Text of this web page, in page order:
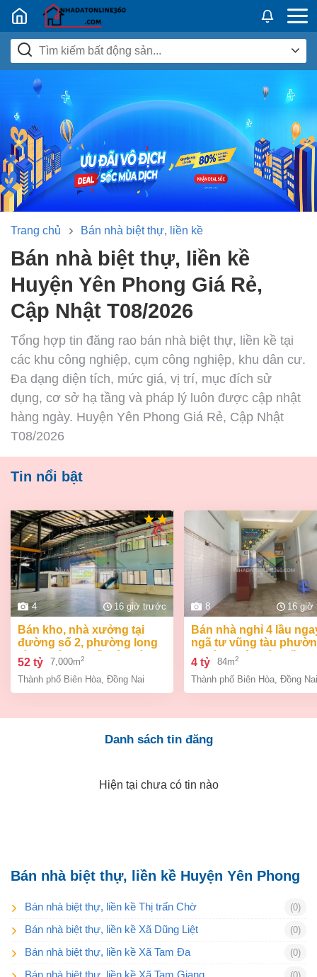
Nhadatban24h.vn
Trang chủ Bán nhà biệt thự, liền kề
Bán nhà biệt thự, liền kề
Huyện Yên Phong Giá Rẻ,
Cập Nhật T08/2026
Tổng hợp tin đăng rao bán nhà biệt thự, liền kề tại
các khu công nghiệp, cụm công nghiệp, khu dân cư.
Đa dạng diện tích, mức giá, vị trí, mục đích sử
dụng, cơ sở hạ tầng và pháp lý luôn được cập nhật
hàng ngày. Huyện Yên Phong Giá Rẻ, Cập Nhật
T08/2026
Tin nổi bật
4 16 giờ trước
bán kho, nhà xưởng tại
đường số 2, phường long
bình, thành phố biên hòa,
đồng nai giá 52 tỷ
52 tỷ 7,000m2
Thành phố Biên Hòa Đồng Nai
8 16 giờ
bán nhà nghỉ 4 lầu ngay
ngã tư vũng tàu
an bình biên hòa đồng
giá chỉ 4 tỷ
4 tỷ 84m2
Thành phố Biên Hòa Đồng Nai
Danh sách tin đăng
Hiện tại chưa có tin nào
Bán nhà biệt thự, liền kề Huyện Yên Phong
Bán nhà biệt thự, liền kề Thị trấn Chờ (0)
Bán nhà biệt thự, liền kề Xã Dũng Liệt (0)
Bán nhà biệt thự, liền kề Xã Tam Đa (0)
Bán nhà biệt thự, liền kề Xã Tam Giang